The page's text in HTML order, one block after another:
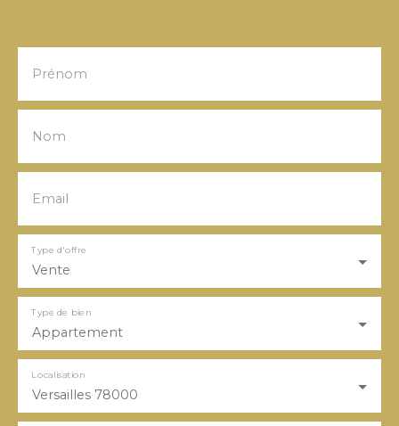
Prénom
Nom
Email
Vente
Type d'offre
Appartement
Type de bien
Versailles 78000
Localisation